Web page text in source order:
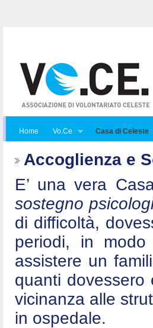
Home Vo.Ce Casa di Celeste
Accoglienza e
E’ una vera
sostegno
di difficoltà,
periodi, in
assistere un
quanti
vicinanza alle
in ospedale.